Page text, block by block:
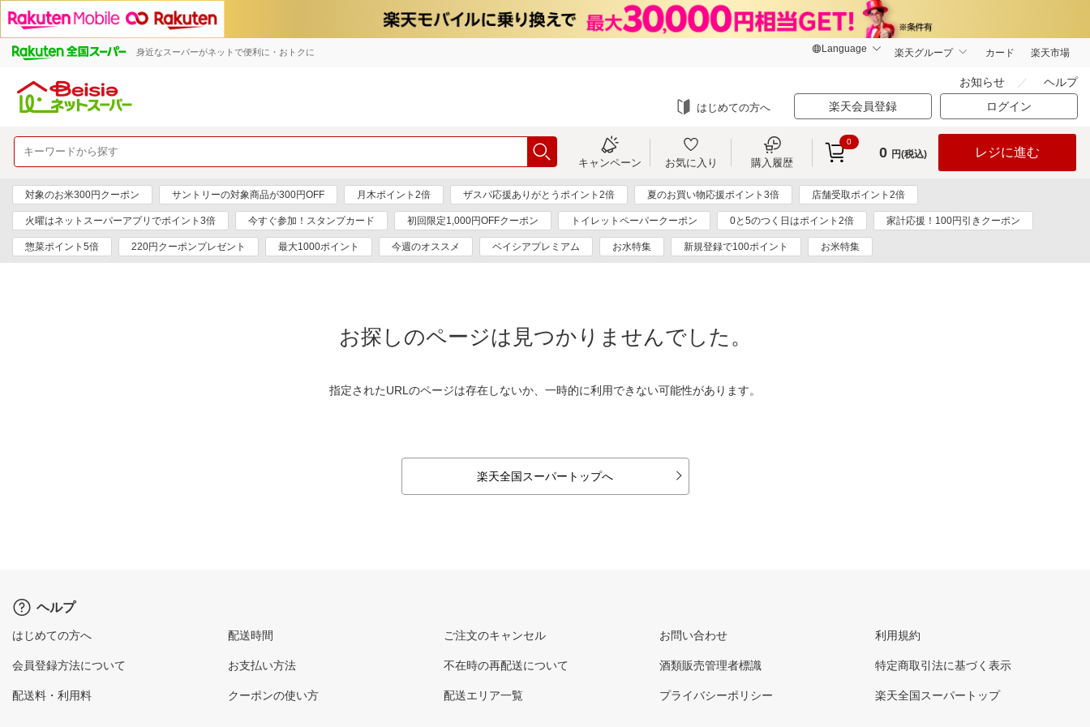
身近なスーパーがネットで便利に・おトクに 楽天グループ カード 楽天市場
お知らせ ヘルプ
はじめての方へ 楽天会員登録 ログイン
キャンペーン お気に入り 購入履歴
0
0 円(税込) レジに進む
対象のお米300円クーポン サントリーの対象商品が300円OFF 月木ポイント2倍 ザスパ応援ありがとうポイント2倍 夏のお買い物応援ポイント3倍 店舗受取ポイント2倍
火曜はネットスーパーアプリでポイント3倍 今すぐ参加！スタンプカード 初回限定1,000円OFFクーポン トイレットペーパークーポン 0と5のつく日はポイント2倍 家計応援！100円引きクーポン
惣菜ポイント5倍 220円クーポンプレゼント 最大1000ポイント 今週のオススメ ベイシアプレミアム お水特集 新規登録で100ポイント お米特集
お探しのページは見つかりませんでした。
指定されたURLのページは存在しないか、一時的に利用できない可能性があります。
楽天全国スーパートップへ
ヘルプ
はじめての方へ
会員登録方法について
配送料・利用料
配送時間
お支払い方法
クーポンの使い方
ご注文のキャンセル
不在時の再配送について
配送エリア一覧
お問い合わせ
酒類販売管理者標識
プライバシーポリシー
利用規約
特定商取引法に基づく表示
楽天全国スーパートップ